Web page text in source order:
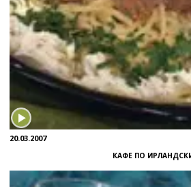
20.03.2007
КАФЕ ПО